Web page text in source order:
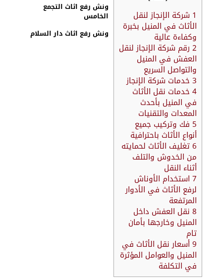
شركة الإنجاز لنقل
الأثاث في المنيل بخبرة
وكفاءة عالية
رقم شركة الإنجاز لنقل
العفش في المنيل
والتواصل السريع
خدمات شركة الإنجاز
خدمات نقل الأثاث
في المنيل بأحدث
المعدات والتقنيات
فك وتركيب جميع
أنواع الأثاث باحترافية
تغليف الأثاث لحمايته
من الخدوش والتلف
أثناء النقل
استخدام الأوناش
لرفع الأثاث في الأدوار
المرتفعة
نقل العفش داخل
المنيل وخارجها بأمان
أسعار نقل الأثاث في
المنيل والعوامل المؤثرة
في التكلفة
ونش رفع اثاث التجمع
الخامس
ونش رفع اثاث دار السلام